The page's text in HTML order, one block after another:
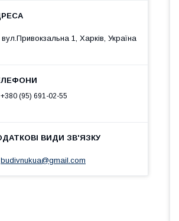
вул.Привокзальна 1, Харків, Україна
+380 (95) 691-02-55
budivnukua@gmail.com